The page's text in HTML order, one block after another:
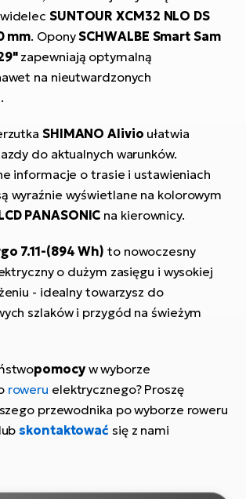
SUNTOUR XCM32 NLO DS
mm. OponySCHWALBE Smart Sam
zapewniają optymalną
na nieutwardzonych
SHIMANO Alivio ułatwia
do aktualnych warunków.
informacje o trasie i ustawieniach
wyraźnie wyświetlane na kolorowym
PANASONIC na kierownicy.
7.11-(894 Wh) to nowoczesny
o dużym zasięgu i wysokiej
- idealny towarzysz do
szlaków i przygód na świeżym
pomocyw wyborze
roweru elektrycznego? Proszę
przewodnika po wyborze roweru
skontaktować się z nami